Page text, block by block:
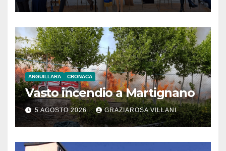
ANGUILLARA CRONACA
Vasto incendio a Martignano
5 AGOSTO 2026 GRAZIAROSA VILLANI